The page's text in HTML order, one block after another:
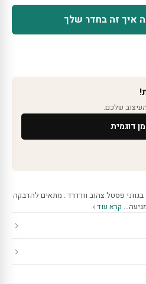
איך זה בחדר שלך
שלכם.
דוגמית
פסטל צהוב וורדרד . מתאים להדבקה
קרא עוד ›